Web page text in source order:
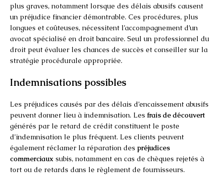
plus graves, notamment lorsque des délais abusifs causent
un préjudice financier démontrable. Ces procédures, plus
longues et coûteuses, nécessitent l’accompagnement d’un
avocat spécialisé en droit bancaire. Seul un professionnel du
droit peut évaluer les chances de succès et conseiller sur la
stratégie procédurale appropriée.
Indemnisations possibles
Les préjudices causés par des délais d’encaissement abusifs
peuvent donner lieu à indemnisation. Les frais de découvert
générés par le retard de crédit constituent le poste
d’indemnisation le plus fréquent. Les clients peuvent
également réclamer la réparation des préjudices
commerciaux subis, notamment en cas de chèques rejetés à
tort ou de retards dans le règlement de fournisseurs.